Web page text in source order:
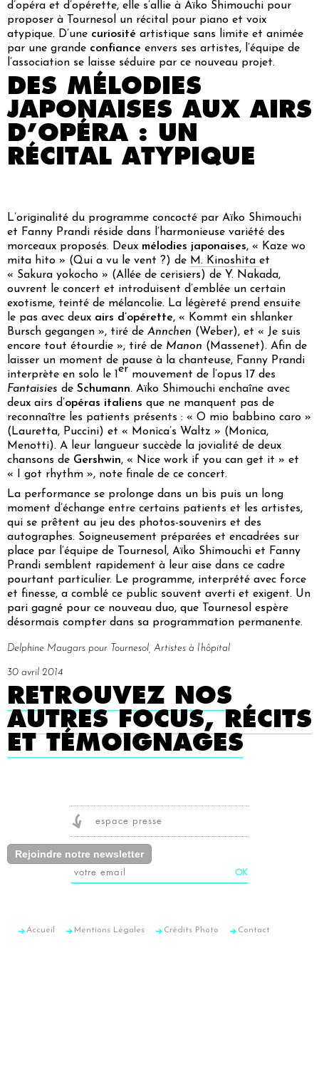
d’opéra et d’opérette, elle s’allie à Aïko Shimouchi pour
proposer à Tournesol un récital pour piano et voix
atypique. D’une curiosité artistique sans limite et animée
par une grande confiance envers ses artistes, l’équipe de
l’association se laisse séduire par ce nouveau projet.
DES MÉLODIES
JAPONAISES AUX AIRS
D’OPÉRA : UN
RÉCITAL ATYPIQUE
L’originalité du programme concocté par Aïko Shimouchi
et Fanny Prandi réside dans l’harmonieuse variété des
morceaux proposés. Deux mélodies japonaises, « Kaze wo
mita hito » (Qui a vu le vent ?) de M. Kinoshita et
« Sakura yokocho » (Allée de cerisiers) de Y. Nakada,
ouvrent le concert et introduisent d’emblée un certain
exotisme, teinté de mélancolie. La légèreté prend ensuite
le pas avec deux airs d’opérette, « Kommt ein shlanker
Bursch gegangen », tiré de Annchen (Weber), et « Je suis
encore tout étourdie », tiré de Manon (Massenet). Afin de
laisser un moment de pause à la chanteuse, Fanny Prandi
interprète en solo le 1er mouvement de l’opus 17 des
Fantaisies de Schumann. Aïko Shimouchi enchaîne avec
deux airs d’opéras italiens que ne manquent pas de
reconnaître les patients présents : « O mio babbino caro »
( Lauretta, Puccini) et « Monica’s Waltz » (Monica,
Menotti). A leur langueur succède la jovialité de deux
chansons de Gershwin, « Nice work if you can get it » et
« I got rhythm », note finale de ce concert.
La performance se prolonge dans un bis puis un long
moment d’échange entre certains patients et les artistes,
qui se prêtent au jeu des photos-souvenirs et des
autographes. Soigneusement préparées et encadrées sur
place par l’équipe de Tournesol, Aïko Shimouchi et Fanny
Prandi semblent rapidement à leur aise dans ce cadre
pourtant particulier. Le programme, interprété avec force
et finesse, a comblé ce public souvent averti et exigent. Un
pari gagné pour ce nouveau duo, que Tournesol espère
désormais compter dans sa programmation permanente.
Delphine Maugars pour Tournesol, Artistes à l’hôpital
30 avril 2014
RETROUVEZ NOS
AUTRES FOCUS, RÉCITS
ET TÉMOIGNAGES
espace presse
Rejoindre notre newsletter
Accueil Mentions Légales Crédits Photo Contact